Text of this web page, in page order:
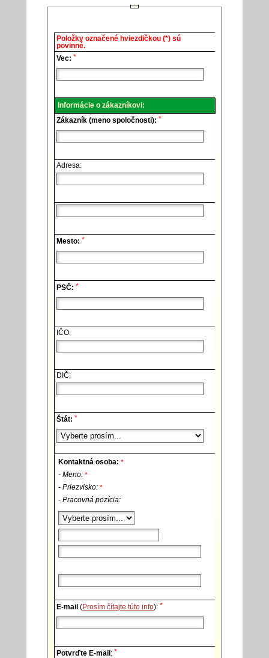
Elnec
Technická
podpora.
Položky označené hviezdičkou (*) sú
povinné.
Vec: *
Informácie o zákazníkovi:
Zákazník (meno spoločnosti): *
Adresa:
Mesto: *
PSČ: *
IČO:
DIČ:
Štát: *
Kontaktná osoba: *
- Meno: *
- Priezvisko: *
- Pracovná pozícia:
E-mail (Prosím čítajte túto info): *
Potvrďte E-mail: *